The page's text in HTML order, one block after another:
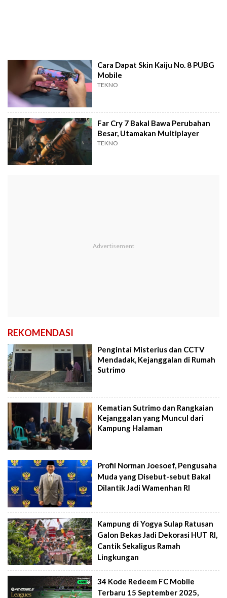
Cara Dapat Skin Kaiju No. 8 PUBG
Mobile
TEKNO
Far Cry 7 Bakal Bawa Perubahan
Besar, Utamakan Multiplayer
TEKNO
REKOMENDASI
Pengintai Misterius dan CCTV
Mendadak, Kejanggalan di Rumah
Sutrimo
Kematian Sutrimo dan Rangkaian
Kejanggalan yang Muncul dari
Kampung Halaman
Profil Norman Joesoef, Pengusaha
Muda yang Disebut-sebut Bakal
Dilantik Jadi Wamenhan RI
Kampung di Yogya Sulap Ratusan
Galon Bekas Jadi Dekorasi HUT RI,
Cantik Sekaligus Ramah
Lingkungan
34 Kode Redeem FC Mobile
Terbaru 15 September 2025,